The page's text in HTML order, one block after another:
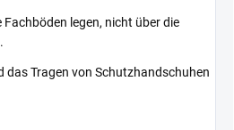
legen, nicht über die
das Tragen von Schutzhandschuhen